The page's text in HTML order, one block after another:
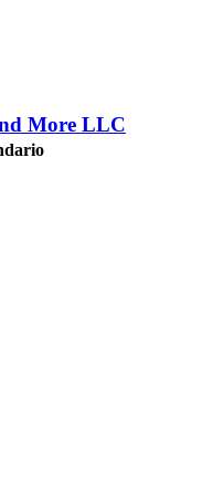
More LLC